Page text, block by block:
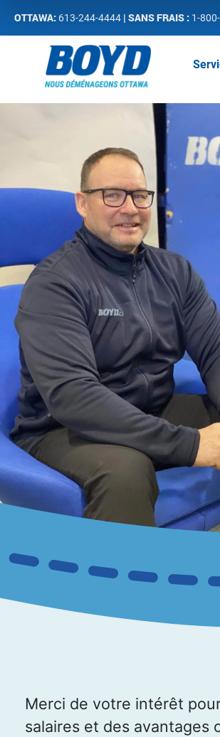
OTTAWA: 613-244-4444 | SANS FRAIS : 1-
Merci de votre intérêt
salaires et des avantages